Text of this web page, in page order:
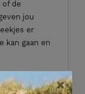
of de
jou
er
kan gaan en
×